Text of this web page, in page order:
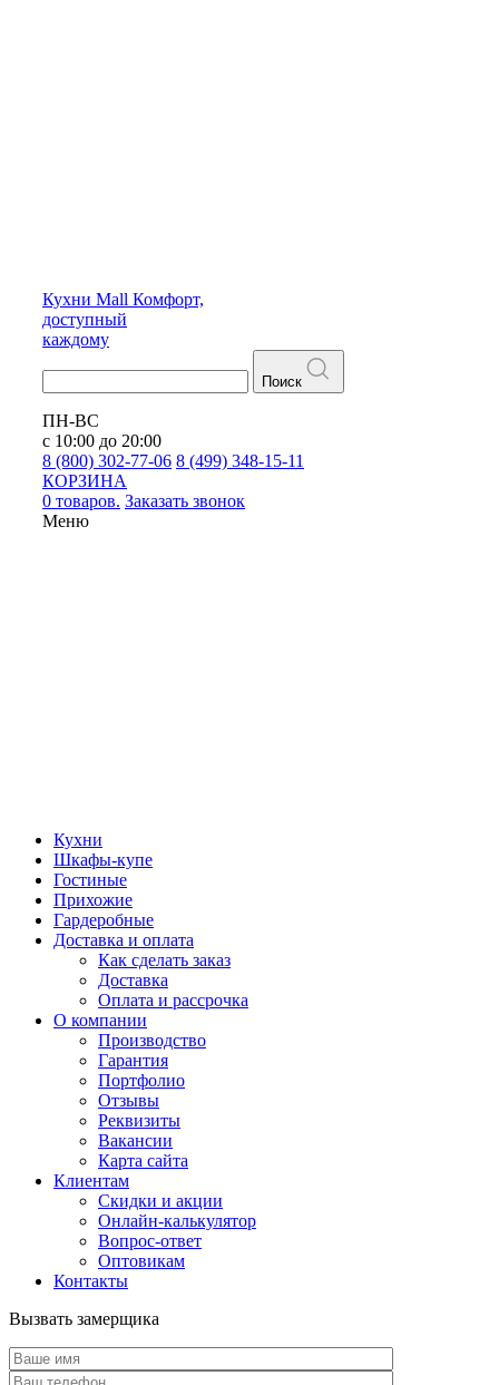
Кухни Mall Комфорт,
доступный
каждому
Поиск
ПН-ВС
с 10:00 до 20:00
8 (800) 302-77-06 8 (499) 348-15-11
КОРЗИНА
0 товаров. Заказать звонок
Меню
Кухни
Шкафы-купе
Гостиные
Прихожие
Гардеробные
Доставка и оплата
Как сделать заказ
Доставка
Оплата и рассрочка
О компании
Производство
Гарантия
Портфолио
Отзывы
Реквизиты
Вакансии
Карта сайта
Клиентам
Скидки и акции
Онлайн-калькулятор
Вопрос-ответ
Оптовикам
Контакты
Вызвать замерщика